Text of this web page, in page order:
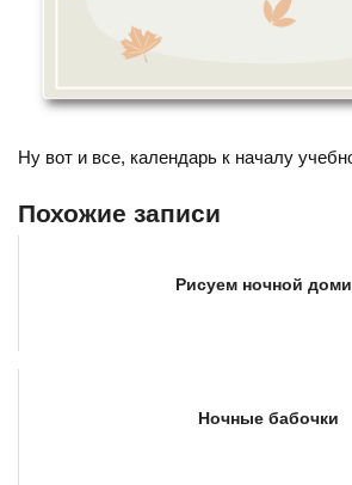
Ну вот и все, календарь к началу
Похожие записи
Рисуем ночной
Ночные бабочки